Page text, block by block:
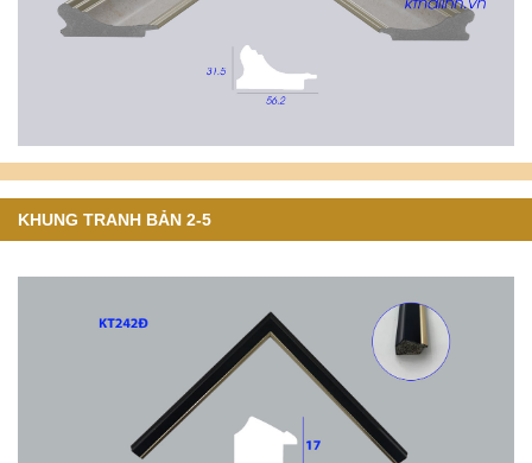
KHUNG TRANH BẢN 2-5